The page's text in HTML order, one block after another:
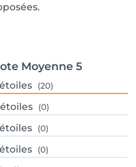
Moyenne 5
étoiles (20)
étoiles (0)
étoiles (0)
étoiles (0)